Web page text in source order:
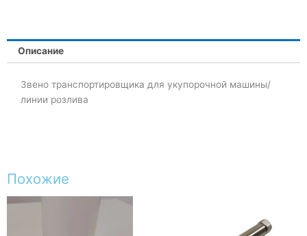
Описание
Звено транспортировщика для укупорочной машины/
линии розлива
Похожие